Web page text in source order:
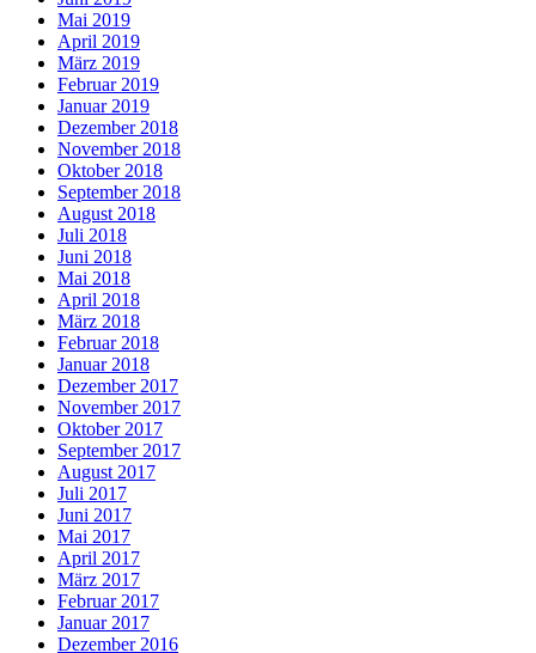
Mai 2019
April 2019
März 2019
Februar 2019
Januar 2019
Dezember 2018
November 2018
Oktober 2018
September 2018
August 2018
Juli 2018
Juni 2018
Mai 2018
April 2018
März 2018
Februar 2018
Januar 2018
Dezember 2017
November 2017
Oktober 2017
September 2017
August 2017
Juli 2017
Juni 2017
Mai 2017
April 2017
März 2017
Februar 2017
Januar 2017
Dezember 2016